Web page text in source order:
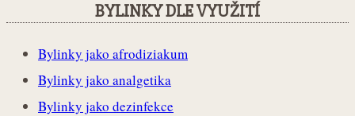
BYLINKY DLE VYUŽITÍ
Bylinky jako afrodiziakum
Bylinky jako analgetika
Bylinky jako dezinfekce